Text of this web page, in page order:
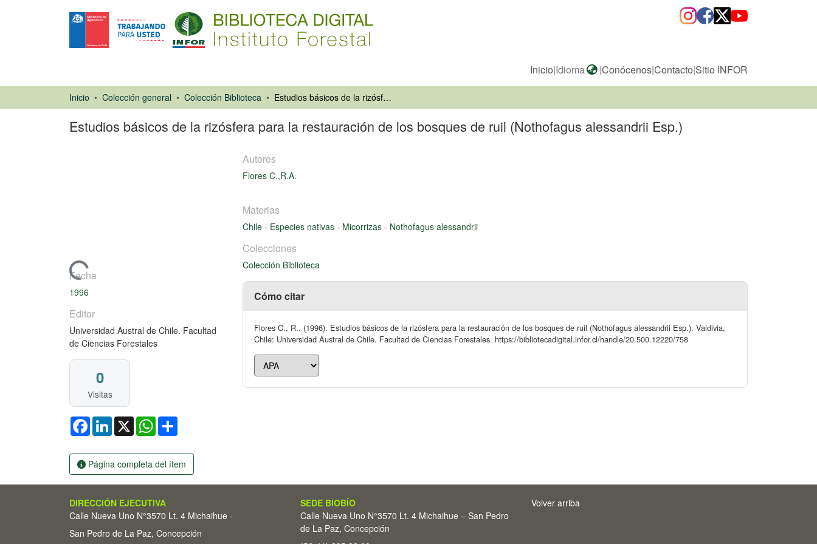
Inicio|Idioma |Conócenos|Contacto|Sitio INFOR
Inicio Colección general Colección Biblioteca Estudios básicos de la rizósfera para la restauración de los bosques de ruil (Nothofagus alessandrii Esp.)
Estudios básicos de la rizósfera para la restauración de los bosques de ruil (Nothofagus alessandrii Esp.)
Cargando...
Fecha
1996
Editor
Universidad Austral de Chile. Facultad
de Ciencias Forestales
0
Visitas
FacebookLinkedIn
X WhatsApp
Página completa del ítem
Autores
Flores C.,R.A.
Materias
Chile - Especies nativas - Micorrizas - Nothofagus alessandrii
Colecciones
Colección Biblioteca
Cómo citar
Flores C., R.. (1996). Estudios básicos de la rizósfera para la restauración de los bosques de ruil (Nothofagus alessandrii Esp.). Valdivia,
Chile: Universidad Austral de Chile. Facultad de Ciencias Forestales. https://bibliotecadigital.infor.cl/handle/20.500.12220/758
DIRECCIÓN EJECUTIVA
Calle Nueva Uno N°3570 Lt. 4 Michaihue -
San Pedro de La Paz, Concepción
SEDE BIOBÍO
Calle Nueva Uno N°3570 Lt. 4 Michaihue – San Pedro
de La Paz, Concepción
Volver arriba